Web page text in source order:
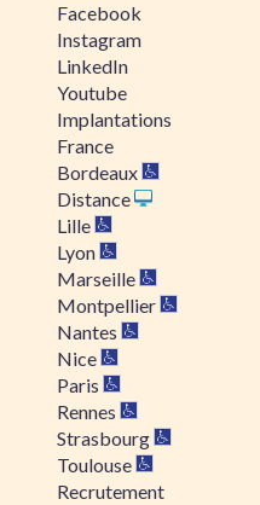
Facebook
Instagram
LinkedIn
Youtube
Implantations
France
Bordeaux
Distance
Lille
Lyon
Marseille
Montpellier
Nantes
Nice
Paris
Rennes
Strasbourg
Toulouse
Recrutement